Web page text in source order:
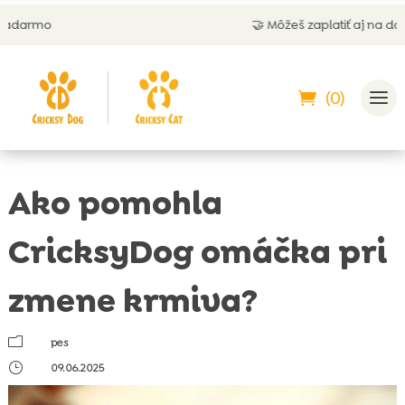
🤝 Môžeš zaplatiť aj na dobierku
(0)
Ako pomohla
CricksyDog omáčka pri
zmene krmiva?
m
pes
}
09.06.2025